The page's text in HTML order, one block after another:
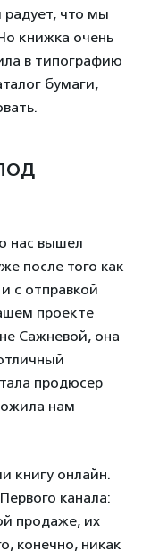
радует, что мы
книжка очень
в типографию
бумаги,
нас вышел
после того как
с отправкой
проекте
Сажневой, она
продюсер
нам
книгу онлайн.
канала:
продаже, их
конечно, никак